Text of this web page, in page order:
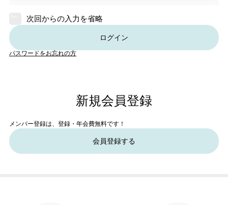
次回からの入力を省略
ログイン
パスワードをお忘れの方
新規会員登録
メンバー登録は、登録・年会費無料です！
会員登録する